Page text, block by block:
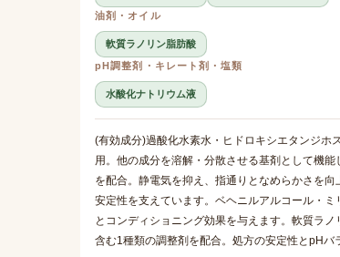
油剤・オイル
軟質ラノリン脂肪酸
pH調整剤・キレート剤・塩類
水酸化ナトリウム液
(有効成分)過酸化水素水・ヒドロキシエタンジホ
用。他の成分を溶解・分散させる基剤として機
を配合。静電気を抑え、指通りとなめらかさを
安定性を支えています。ベヘニルアルコール・
とコンディショニング効果を与えます。軟質ラ
含む1種類の調整剤を配合。処方の安定性とpHバ